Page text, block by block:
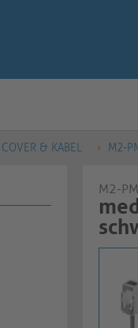
COVER & KABEL M2-
M2-